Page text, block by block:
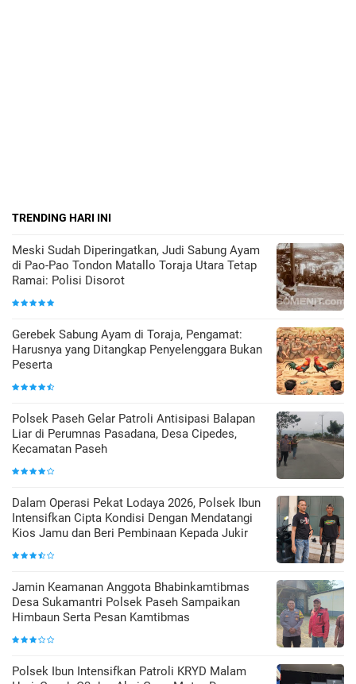
TRENDING HARI INI
Meski Sudah Diperingatkan, Judi Sabung Ayam
di Pao-Pao Tondon Matallo Toraja Utara Tetap
Ramai: Polisi Disorot
Gerebek Sabung Ayam di Toraja, Pengamat:
Harusnya yang Ditangkap Penyelenggara Bukan
Peserta
Polsek Paseh Gelar Patroli Antisipasi Balapan
Liar di Perumnas Pasadana, Desa Cipedes,
Kecamatan Paseh
Dalam Operasi Pekat Lodaya 2026, Polsek Ibun
Intensifkan Cipta Kondisi Dengan Mendatangi
Kios Jamu dan Beri Pembinaan Kepada Jukir
Jamin Keamanan Anggota Bhabinkamtibmas
Desa Sukamantri Polsek Paseh Sampaikan
Himbaun Serta Pesan Kamtibmas
Polsek Ibun Intensifkan Patroli KRYD Malam